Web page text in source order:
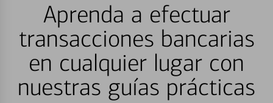
Aprenda a efectuar
transacciones bancarias
en cualquier lugar con
nuestras guías prácticas